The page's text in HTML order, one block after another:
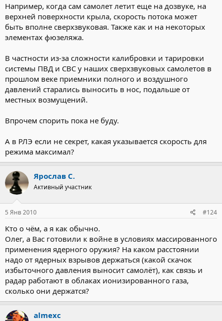
Например, когда сам самолет летит еще на дозвуке, на
верхней поверхности крыла, скорость потока может
быть вполне сверхзвуковая. Также как и на некоторых
элементах фюзеляжа.
В частности из-за сложности калибровки и тарировки
системы ПВД и СВС у наших сверхзвуковых самолетов в
прошлом веке приемники полного и воздушного
давлений старались выносить в нос, подальше от
местных возмущений.
Впрочем спорить пока не буду.
А в РЛЭ если не секрет, какая указывается скорость для
режима максимал?
Ярослав С.
Активный участник
5 Янв 2010 #124
Кто о чём, а я как обычно.
Олег, а Вас готовили к войне в условиях массированного
применения ядерного оружия? На каком расстоянии
надо от ядерных взрывов держаться (какой скачок
избыточного давления выносит самолёт), как связь и
радар работают в облаках ионизированного газа,
сколько они держатся?
almexc